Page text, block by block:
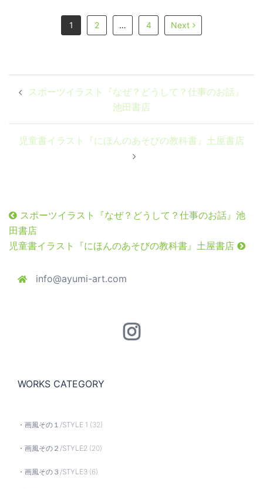
1 2 … 4 Next
稿
ゲ
ン
スポーツイラスト『なぜ？どうして？仕事のお話』
池田書店
児童書イラスト『にほんのあそびの教科書』土屋書店
スポーツイラスト『なぜ？どうして？仕事のお話』池
田書店
児童書イラスト『にほんのあそびの教科書』土屋書店
info@ayumi-art.com
Instagram
WORKS CATEGORY
・画風その１/STYLE 1 (32)
・画風その２/STYLE2 (20)
・画風その３/STYLE3 (6)